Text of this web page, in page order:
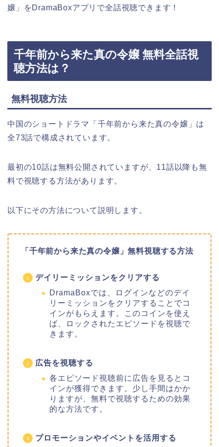
嬢」をDramaBoxアプリで全話視聴できます！
千年前から来た真の令嬢 無料全話視
聴方法は？
無料視聴方法
中国のショートドラマ「千年前から来た真の令嬢」は
全73話で構成されています。
最初の10話は無料公開されていますが、11話以降も無
料で視聴する方法があります。
以下にその方法について説明します。
「千年前から来た真の令嬢」無料視聴する方法
デイリーミッションをクリアする
DramaBoxでは、ログインなどのデイ
リーミッションをクリアすることでコ
インがもらえます。このコインを使え
ば、ロックされたエピソードを視聴で
きます。
広告を視聴する
各エピソード視聴前に広告を見るとコ
インが獲得できます。少し手間はかか
りますが、無料で視聴するための効果
的な方法です。
プロモーションやイベントを活用する